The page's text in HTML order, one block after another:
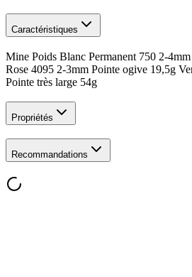
Caractéristiques
Mine Poids Blanc Permanent 750 2-
Rose 4095 2-3mm Pointe ogive 19,5g
Pointe très large 54g
Propriétés
Recommandations